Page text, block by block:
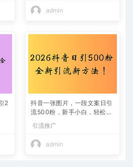
admin
2
抖音一张图片，一段文案日引
流500粉，新手小白，轻松上
引流推广
admin